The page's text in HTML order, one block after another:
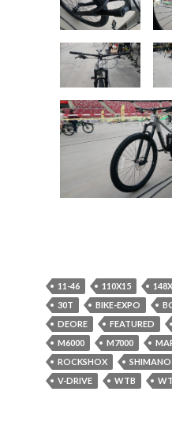
11-46 110X15
30T
BIKE-EXPO
DEORE
FEATURED
M6000
M7000
ROCKSHOX
SHIMANO
V-DRIVE
WTB